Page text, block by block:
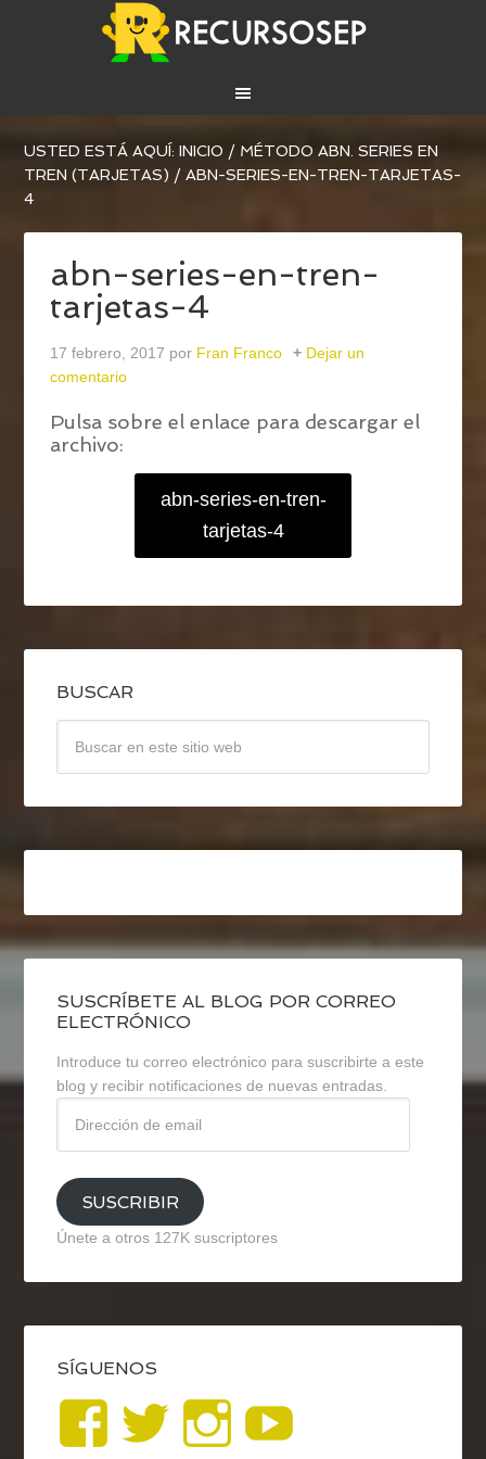
USTED ESTÁ AQUÍ:INICIO / MÉTODO ABN. SERIES EN
TREN (TARJETAS) / ABN-SERIES-EN-TREN-TARJETAS-
4
abn-series-en-tren-
tarjetas-4
17 febrero, 2017 por Fran Franco
Dejar un
comentario
Pulsa sobre el enlace para descargar el
archivo:
abn-series-en-tren-
tarjetas-4
BUSCAR
SUSCRÍBETE AL BLOG POR CORREO
ELECTRÓNICO
Introduce tu correo electrónico para suscribirte a este
blog y recibir notificaciones de nuevas entradas.
email
SUSCRIBIR
Únete a otros 127K suscriptores
SÍGUENOS
VerVerVer